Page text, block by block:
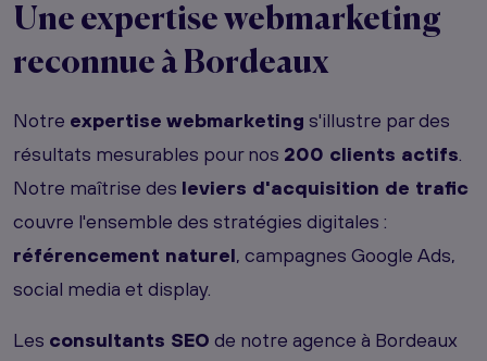
Une expertise webmarketing
reconnue à Bordeaux
Notre expertise webmarketing s'illustre par des
résultats mesurables pour nos 200 clients actifs.
Notre maîtrise des leviers d'acquisition de trafic
couvre l'ensemble des stratégies digitales :
référencement naturel, campagnes Google Ads,
social media et display.
Les consultants SEO de notre agence à Bordeaux